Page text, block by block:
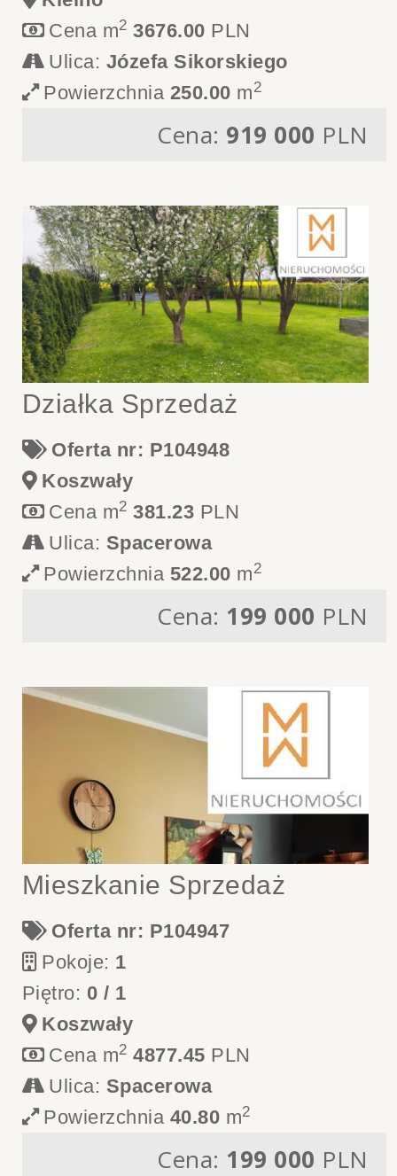
Cena m2 3676.00 PLN
Ulica: Józefa Sikorskiego
Powierzchnia 250.00 m2
Cena: 919 000 PLN
Działka Sprzedaż
Oferta nr: P104948
Koszwały
Cena m2 381.23 PLN
Ulica: Spacerowa
Powierzchnia 522.00 m2
Cena: 199 000 PLN
Mieszkanie Sprzedaż
Oferta nr: P104947
Pokoje: 1
Piętro: 0 / 1
Koszwały
Cena m2 4877.45 PLN
Ulica: Spacerowa
Powierzchnia 40.80 m2
Cena: 199 000 PLN